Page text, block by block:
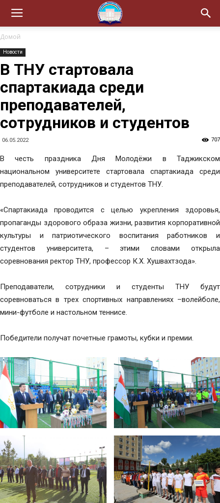
Домой
Новости
В ТНУ стартовала
спартакиада среди
преподавателей,
сотрудников и студентов
06.05.2022 707
В честь праздника Дня Молодёжи в Таджикском
национальном университете стартовала спартакиада среди
преподавателей, сотрудников и студентов ТНУ.
«Спартакиада проводится с целью укрепления здоровья,
пропаганды здорового образа жизни, развития корпоративной
культуры и патриотического воспитания работников и
студентов университета, – этими словами открыла
соревнования ректор ТНУ, профессор К.Х. Хушвахтзода».
Преподаватели, сотрудники и студенты ТНУ будут
соревноваться в трех спортивных направлениях –волейболе,
мини-футболе и настольном теннисе.
Победители получат почетные грамоты, кубки и премии.